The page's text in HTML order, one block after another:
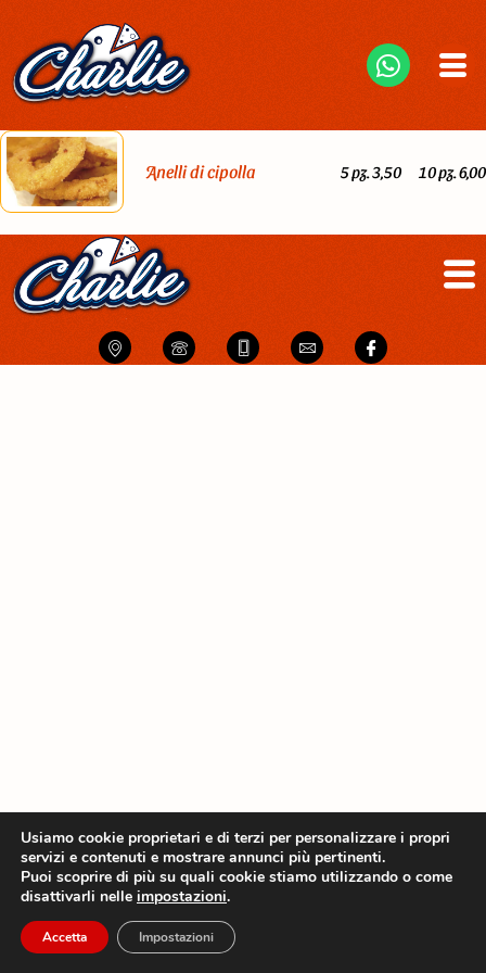
Anelli di cipolla 5 pz. 3,50 10 pz. 6,00
Usiamo cookie proprietari e di terzi per personalizzare i propri
servizi e contenuti e mostrare annunci più pertinenti.
Puoi scoprire di più su quali cookie stiamo utilizzando o come
disattivarli nelle impostazioni.
Accetta Impostazioni